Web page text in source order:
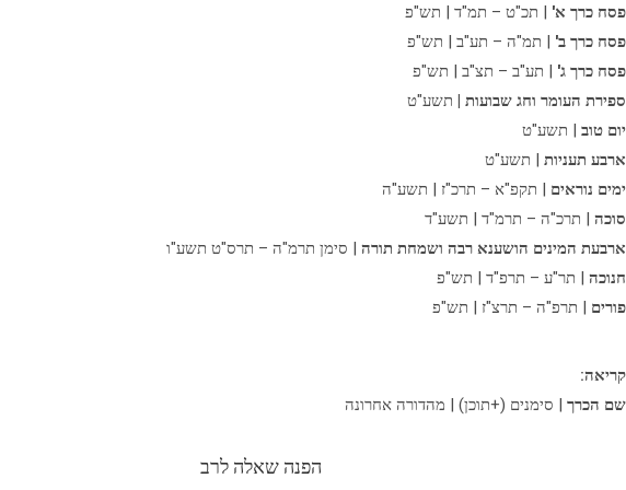
פסח כרך א' | תכ"ט – תמ"ד | תש"פ
פסח כרך ב' | תמ"ה – תע"ב | תש"פ
פסח כרך ג' | תע"ב – תצ"ב | תש"פ
ספירת העומר וחג שבועות | תשע"ט
יום טוב | תשע"ט
ארבע תעניות | תשע"ט
ימים נוראים | תקפ"א – תרכ"ז | תשע"ה
סוכה | תרכ"ה – תרמ"ד | תשע"ד
ארבעת המינים הושענא רבה ושמחת תורה | סימן תרמ"ה – תרס"ט תשע"ו
חנוכה | תר"ע – תרפ"ד | תש"פ
פורים | תרפ"ה – תרצ"ז | תש"פ
קריאה:
שם הכרך | סימנים (+תוכן) | מהדורה אחרונה
הפנה שאלה לרב